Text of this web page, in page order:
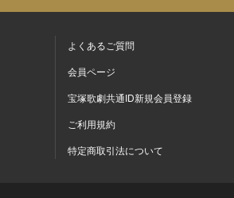
よくあるご質問
会員ページ
宝塚歌劇共通ID新規会員登録
ご利用規約
特定商取引法について